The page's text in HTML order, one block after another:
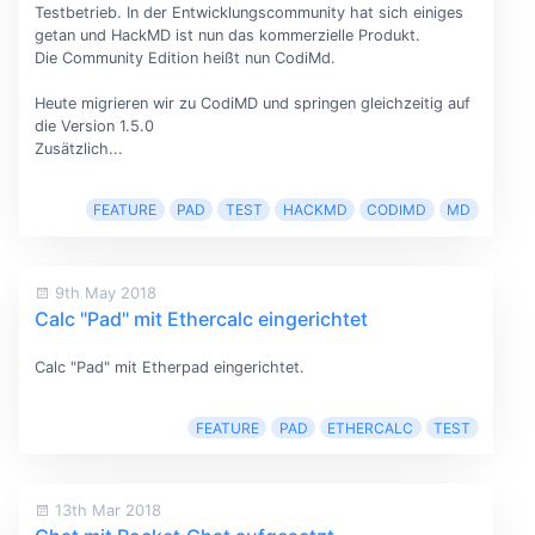
Testbetrieb. In der Entwicklungscommunity hat sich einiges
getan und HackMD ist nun das kommerzielle Produkt.
Die Community Edition heißt nun CodiMd.
Heute migrieren wir zu CodiMD und springen gleichzeitig auf
die Version 1.5.0
Zusätzlich...
FEATURE PAD TEST HACKMD CODIMD MD
9th May 2018
Calc "Pad" mit Ethercalc eingerichtet
Calc "Pad" mit Etherpad eingerichtet.
FEATURE PAD ETHERCALC TEST
13th Mar 2018